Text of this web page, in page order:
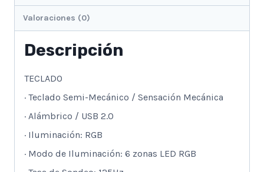
Valoraciones (0)
Descripción
TECLADO
· Teclado Semi-Mecánico / Sensación Mecánica
· Alámbrico / USB 2.0
· Iluminación: RGB
· Modo de Iluminación: 6 zonas LED RGB